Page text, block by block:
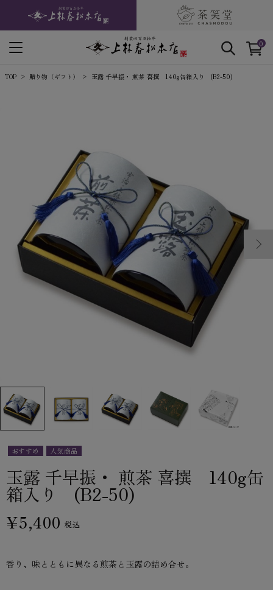
0
TOP 贈り物（ギフト） 玉露 千早振・ 煎茶 喜撰 140g缶箱入り (B2-50)
おすすめ 人気商品
玉露 千早振・ 煎茶 喜撰 140g缶
箱入り (B2-50)
¥5,400 税込
香り、味とともに異なる煎茶と玉露の詰め合せ。